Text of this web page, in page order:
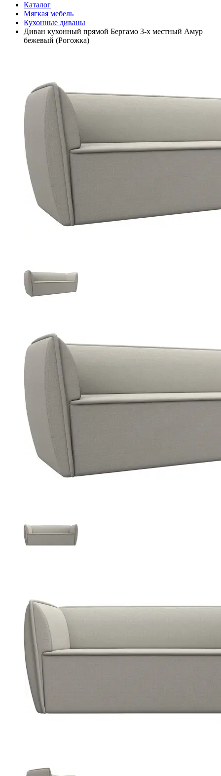
Каталог
Мягкая мебель
Кухонные диваны
Диван кухонный прямой Бергамо 3-х местный Амур
бежевый (Рогожка)